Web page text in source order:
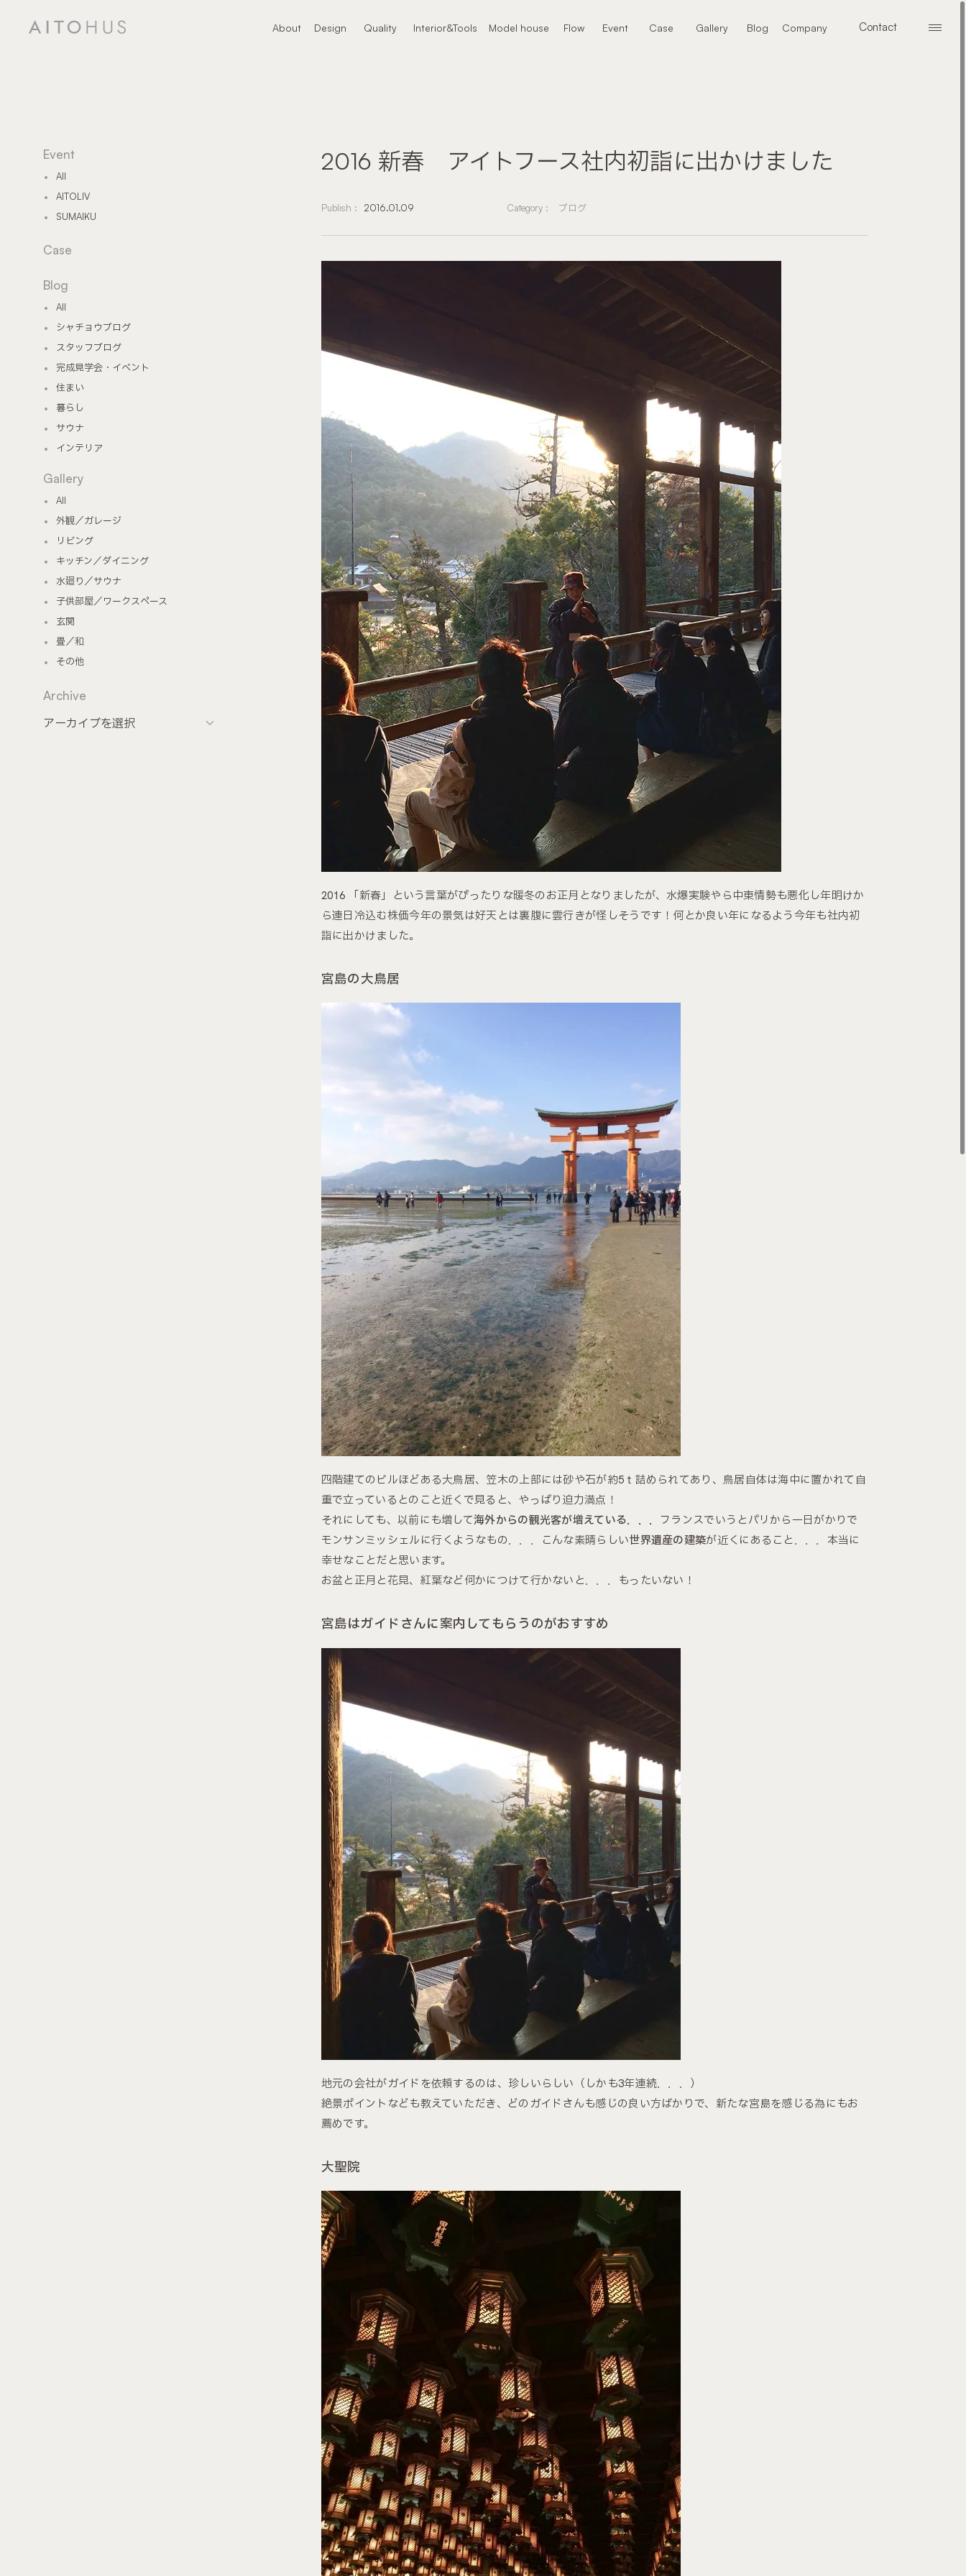
本文までスキップする
About
Design Quality Interior&Tools Model house Flow Event Case Gallery Blog Company Contact
2016 新春 アイトフース社内初詣に出かけました
Publish : 2016.01.09 Category : ブログ
2016 「新春」という言葉がぴったりな暖冬のお正月となりましたが、水爆実験やら中東情勢も悪化し年明けか
ら連日冷込む株価今年の景気は好天とは裏腹に雲行きが怪しそうです！何とか良い年になるよう今年も社内初
詣に出かけました。
宮島の大鳥居
四階建てのビルほどある大鳥居、笠木の上部には砂や石が約5ｔ詰められてあり、鳥居自体は海中に置かれて自
重で立っているとのこと近くで見ると、やっぱり迫力満点！
それにしても、以前にも増して海外からの観光客が増えている．．． フランスでいうとパリから一日がかりで
モンサンミッシェルに行くようなもの．．．こんな素晴らしい世界遺産の建築が近くにあること．．．本当に
幸せなことだと思います。
お盆と正月と花見、紅葉など何かにつけて行かないと．．．もったいない！
宮島はガイドさんに案内してもらうのがおすすめ
地元の会社がガイドを依頼するのは、珍しいらしい（しかも3年連続．．．）
絶景ポイントなども教えていただき、どのガイドさんも感じの良い方ばかりで、新たな宮島を感じる為にもお
薦めです。
大聖院
Event
All
AITOLIV
SUMAIKU
Case
Blog
All
シャチョウブログ
スタッフブログ
完成見学会・イベント
住まい
暮らし
サウナ
インテリア
Gallery
All
外観／ガレージ
リビング
キッチン／ダイニング
水廻り／サウナ
子供部屋／ワークスペース
玄関
畳／和
その他
Archive